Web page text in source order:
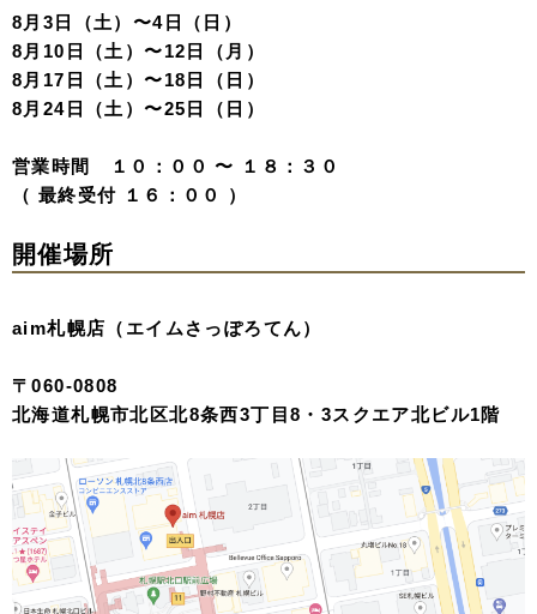
8月3日（土）〜4日（日）
8月10日（土）〜12日（月）
8月17日（土）〜18日（日）
8月24日（土）〜25日（日）
営業時間 １０：００ 〜 １８：３０
（ 最終受付 １６：００ ）
開催場所
aim札幌店（エイムさっぽろてん）
〒060-0808
北海道札幌市北区北8条西3丁目8・3スクエア北ビル1階